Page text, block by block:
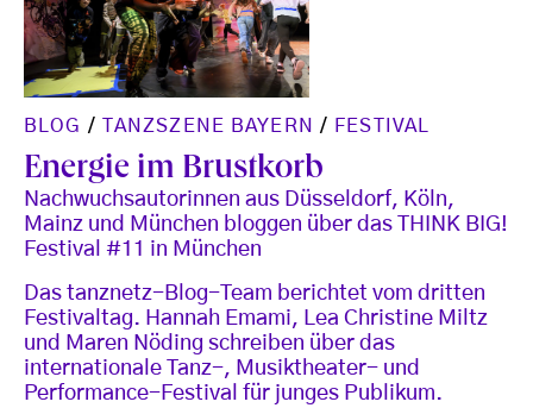
BLOG / TANZSZENE BAYERN / FESTIVAL
Energie im Brustkorb
Nachwuchsautorinnen aus Düsseldorf, Köln,
Mainz und München bloggen über das THINK BIG!
Festival #11 in München
Das tanznetz-Blog-Team berichtet vom dritten
Festivaltag. Hannah Emami, Lea Christine Miltz
und Maren Nöding schreiben über das
internationale Tanz-, Musiktheater- und
Performance-Festival für junges Publikum.